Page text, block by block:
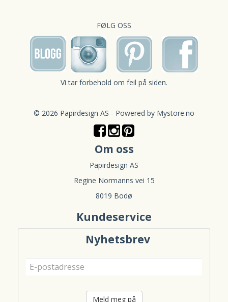
FØLG OSS
Vi tar forbehold om feil på siden.
© 2026 Papirdesign AS - Powered by Mystore.no
Om oss
Papirdesign AS
Regine Normanns vei 15
8019 Bodø
Kundeservice
Nyhetsbrev
Meld meg på